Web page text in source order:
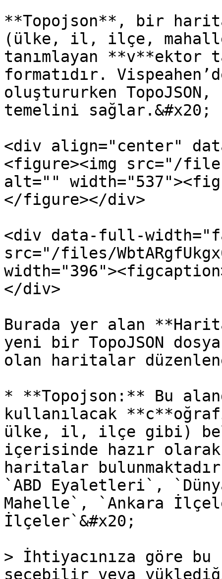
**Topojson**, bir
(ülke, il, ilçe,
tanımlayan **v**ektor
formatıdır.
oluştururken
temelini sağlar.&#x20;
<div align="center"
<figure><img src="/
alt=""
</figure></div>
<div data-full-
src="/files/
</div>
Burada yer alan
yeni bir TopoJSON
olan haritalar
* **Topojson:** Bu
kullanılacak
ülke, il, ilçe gibi)
içerisinde hazır olarak
haritalar
`ABD Eyaletleri`,
Mahelle`, `Ankara
İlçeler`&#x20;
> İhtiyacınıza göre
seçebilir veya